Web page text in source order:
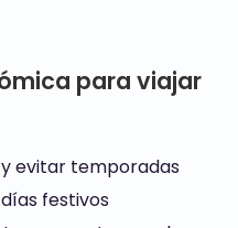
para viajar
evitar temporadas
festivos